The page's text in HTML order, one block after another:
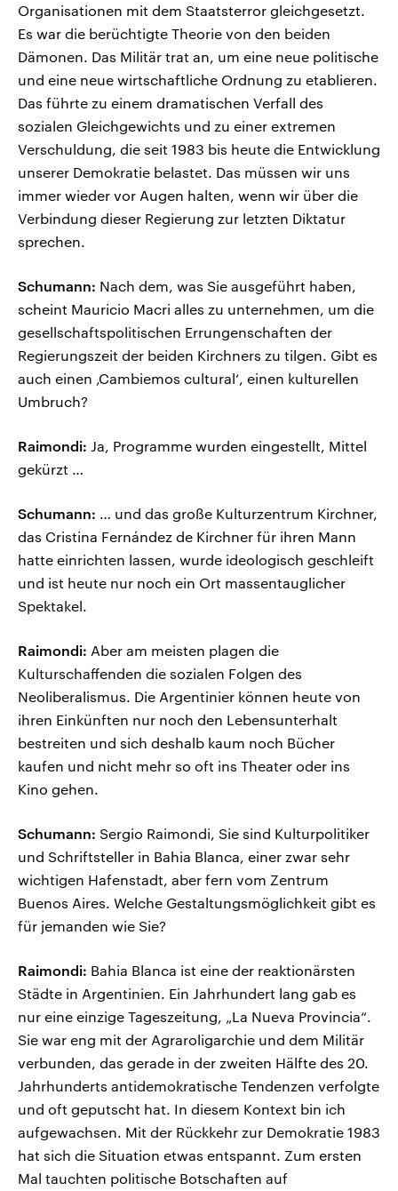
Organisationen mit dem Staatsterror gleichgesetzt.
Es war die berüchtigte Theorie von den beiden
Dämonen. Das Militär trat an, um eine neue politische
und eine neue wirtschaftliche Ordnung zu etablieren.
Das führte zu einem dramatischen Verfall des
sozialen Gleichgewichts und zu einer extremen
Verschuldung, die seit 1983 bis heute die Entwicklung
unserer Demokratie belastet. Das müssen wir uns
immer wieder vor Augen halten, wenn wir über die
Verbindung dieser Regierung zur letzten Diktatur
sprechen.
Schumann: Nach dem, was Sie ausgeführt haben,
scheint Mauricio Macri alles zu unternehmen, um die
gesellschaftspolitischen Errungenschaften der
Regierungszeit der beiden Kirchners zu tilgen. Gibt es
auch einen ‚Cambiemos cultural‘, einen kulturellen
Umbruch?
Raimondi: Ja, Programme wurden eingestellt, Mittel
gekürzt …
Schumann: … und das große Kulturzentrum Kirchner,
das Cristina Fernández de Kirchner für ihren Mann
hatte einrichten lassen, wurde ideologisch geschleift
und ist heute nur noch ein Ort massentauglicher
Spektakel.
Raimondi: Aber am meisten plagen die
Kulturschaffenden die sozialen Folgen des
Neoliberalismus. Die Argentinier können heute von
ihren Einkünften nur noch den Lebensunterhalt
bestreiten und sich deshalb kaum noch Bücher
kaufen und nicht mehr so oft ins Theater oder ins
Kino gehen.
Schumann: Sergio Raimondi, Sie sind Kulturpolitiker
und Schriftsteller in Bahia Blanca, einer zwar sehr
wichtigen Hafenstadt, aber fern vom Zentrum
Buenos Aires. Welche Gestaltungsmöglichkeit gibt es
für jemanden wie Sie?
Raimondi: Bahia Blanca ist eine der reaktionärsten
Städte in Argentinien. Ein Jahrhundert lang gab es
nur eine einzige Tageszeitung, „La Nueva Provincia“.
Sie war eng mit der Agraroligarchie und dem Militär
verbunden, das gerade in der zweiten Hälfte des 20.
Jahrhunderts antidemokratische Tendenzen verfolgte
und oft geputscht hat. In diesem Kontext bin ich
aufgewachsen. Mit der Rückkehr zur Demokratie 1983
hat sich die Situation etwas entspannt. Zum ersten
Mal tauchten politische Botschaften auf